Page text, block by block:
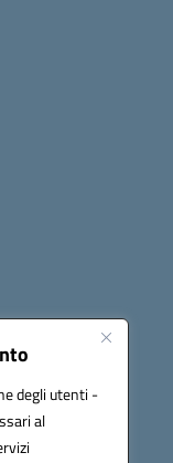
degli utenti -
al